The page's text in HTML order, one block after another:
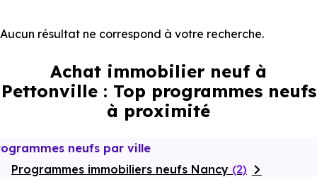
Investir
Actualités
Financer
avantages du neuf :PTZ, TVA réduitedans certains cas,
énergétiques, garanties constructeur, etc.
Aucun résultat ne correspond à votre recherche.
Achat immobilier neuf à
Pettonville : Top programmes neufs
à proximité
neufs par ville
Programmes immobiliers neufs Nancy (2)